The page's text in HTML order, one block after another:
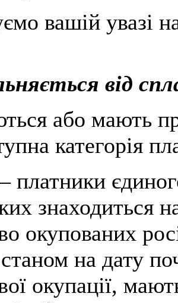
вашій увазі
від
або мають
категорія
знаходиться
окупованих
на дату
окупації,